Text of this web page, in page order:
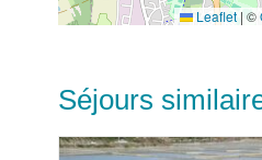
Leaflet | ©
Séjours